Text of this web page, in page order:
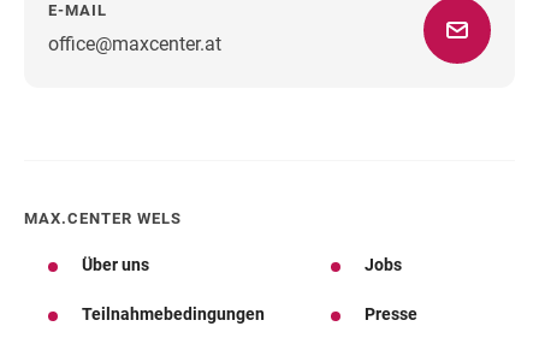
E-MAIL
office@maxcenter.atWegbeschreibung
MAX.CENTER WELS
Über uns Jobs
Teilnahmebedingungen Presse